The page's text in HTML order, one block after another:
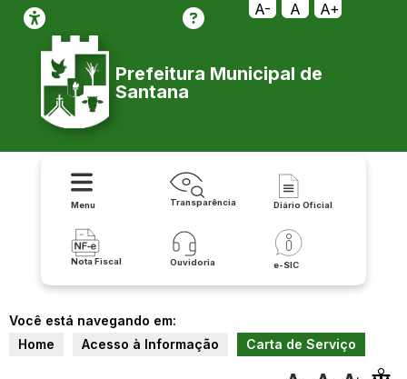
A- A A+
Prefeitura Municipal de
Santana
Menu Transparência Diário Oficial
Nota Fiscal Ouvidoria e-SIC
Você está navegando em:
Home
Acesso à Informação Carta de Serviço